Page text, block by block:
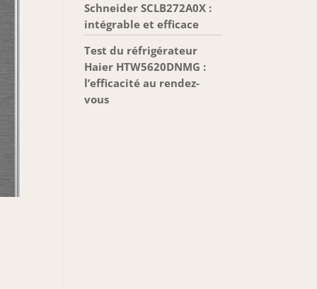
Schneider SCLB272A0X :
intégrable et efficace
Test du réfrigérateur
Haier HTW5620DNMG :
l’efficacité au rendez-
vous